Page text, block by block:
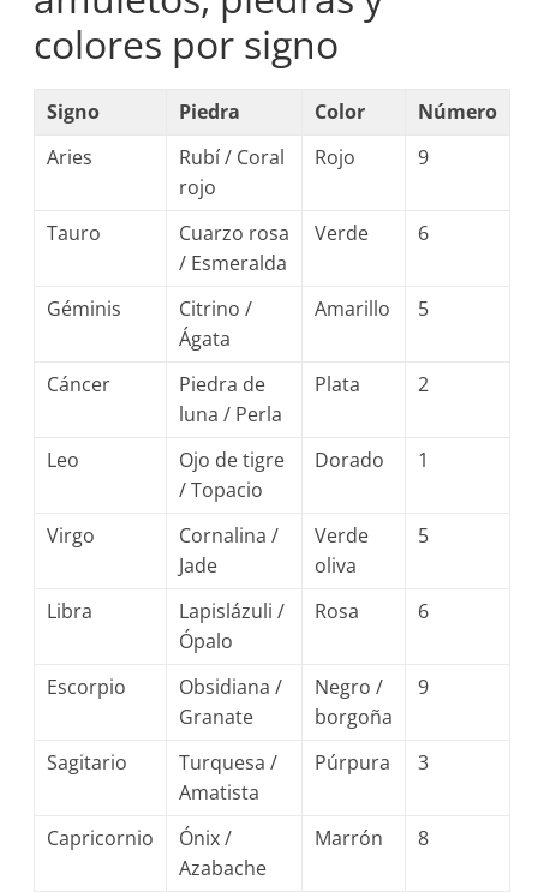
colores por signo
Signo Piedra Color
Número
Aries
Rubí / Coral
rojo
Rojo 9
Tauro
Cuarzo rosa
/ Esmeralda
Verde 6
Géminis
Citrino /
Ágata
Amarillo 5
Cáncer
Piedra de
luna / Perla
Plata 2
Leo
Ojo de tigre
/ Topacio
Dorado 1
Virgo
Cornalina /
Jade
Verde
oliva
5
Libra
Lapislázuli /
Ópalo
Rosa 6
Escorpio
Obsidiana /
Granate
Negro /
borgoña
9
Sagitario
Turquesa /
Amatista
Púrpura 3
Capricornio
Ónix /
Azabache
Marrón 8